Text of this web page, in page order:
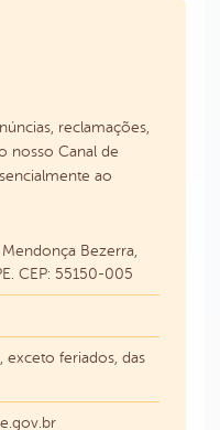
reclamações,
nosso Canal de
ao
Bezerra,
CEP: 55150-005
exceto feriados, das